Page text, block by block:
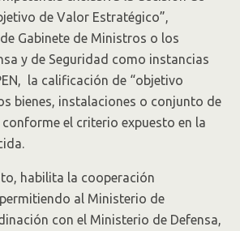
de Valor Estratégico”,
Gabinete de Ministros o los
y de Seguridad como instancias
la calificación de “objetivo
bienes, instalaciones o conjunto de
el criterio expuesto en la
la cooperación
al Ministerio de
con el Ministerio de Defensa,